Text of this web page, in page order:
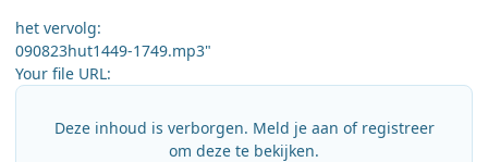
het vervolg:
090823hut1449-1749.mp3"
Your file URL:
Deze inhoud is verborgen. Meld je aan of registreer
om deze te bekijken.